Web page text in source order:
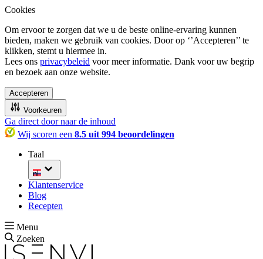
Cookies
Om ervoor te zorgen dat we u de beste online-ervaring kunnen
bieden, maken we gebruik van cookies. Door op ‘’Accepteren’’ te
klikken, stemt u hiermee in.
Lees ons privacybeleid voor meer informatie. Dank voor uw begrip
en bezoek aan onze website.
Accepteren
Voorkeuren
Ga direct door naar de inhoud
Wij scoren een 8.5 uit 994 beoordelingen
Taal
nl
Klantenservice
Blog
Recepten
Menu
Zoeken